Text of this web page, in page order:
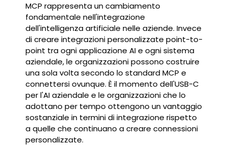
MCP rappresenta un cambiamento
fondamentale nell'integrazione
dell'intelligenza artificiale nelle aziende. Invece
di creare integrazioni personalizzate point-to-
point tra ogni applicazione AI e ogni sistema
aziendale, le organizzazioni possono costruire
una sola volta secondo lo standard MCP e
connettersi ovunque. È il momento dell'USB-C
per l'AI aziendale e le organizzazioni che lo
adottano per tempo ottengono un vantaggio
sostanziale in termini di integrazione rispetto
a quelle che continuano a creare connessioni
personalizzate.